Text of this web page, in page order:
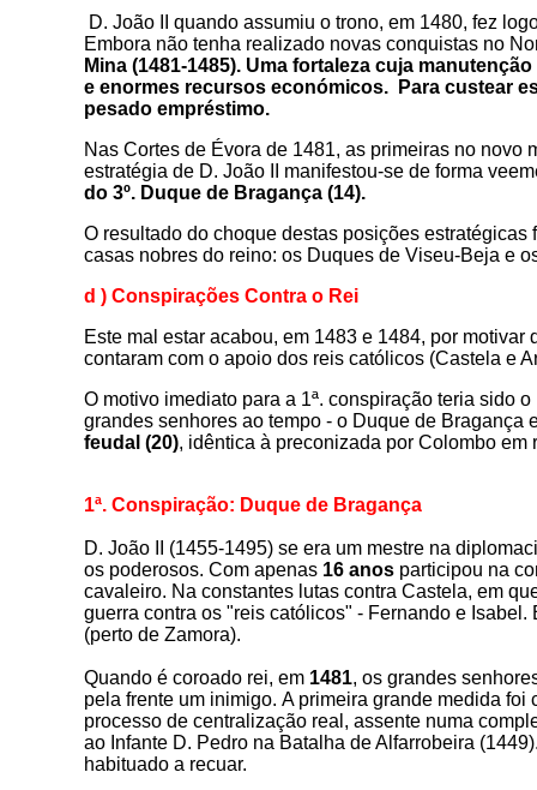
D. João II quando assumiu o trono, em 1480, fez
Embora não tenha realizado novas conquistas no
Mina (1481-1485). Uma fortaleza cuja
e enormes recursos económicos. Para custear
pesado empréstimo.
Nas Cortes de Évora de 1481, as primeiras no novo
estratégia de D. João II manifestou-se de forma
do 3º. Duque de Bragança (14).
O resultado do choque destas posições
casas nobres do reino: os Duques de Viseu-Beja e
d ) Conspirações Contra o Rei
Este mal estar acabou, em 1483 e 1484, por
contaram com o apoio dos reis católicos (Castela e
O motivo imediato para a 1ª. conspiração teria sido o
grandes senhores ao tempo - o Duque de
feudal (20), idêntica à preconizada por Colombo em
1ª. Conspiração: Duque de Bragança
D. João II (1455-1495) se era um mestre na
os poderosos. Com apenas 16 anosparticipou na
cavaleiro. Na constantes lutas contra Castela, em
guerra contra os "reis católicos" - Fernando e
(perto de Zamora).
Quando é coroado rei, em 1481, os grandes
pela frente um inimigo. A primeira grande medida foi
processo de centralização real, assente numa
ao Infante D. Pedro na Batalha de Alfarrobeira
habituado a recuar.